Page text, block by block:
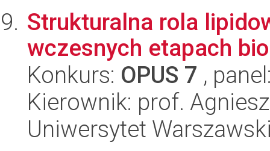
Strukturalna rola
wczesnych etapach
Konkurs: OPUS 7 ,
Kierownik: prof.
Uniwersytet